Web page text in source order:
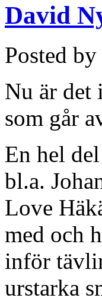
David
Posted
Nu är
som går
En hel
bl.a.
Love
med och
inför
urstarka